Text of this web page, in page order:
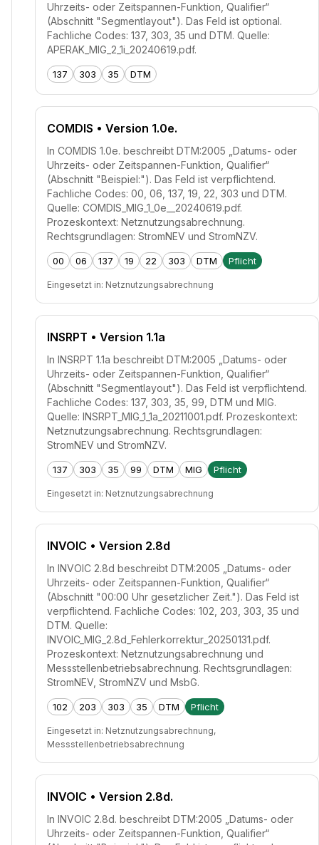
Uhrzeits- oder Zeitspannen-Funktion, Qualifier“
(Abschnitt "Segmentlayout"). Das Feld ist optional.
Fachliche Codes: 137, 303, 35 und DTM. Quelle:
APERAK_MIG_2_1i_20240619.pdf.
137 303 35 DTM
COMDIS • Version 1.0e.
In COMDIS 1.0e. beschreibt DTM:2005 „Datums- oder
Uhrzeits- oder Zeitspannen-Funktion, Qualifier“
(Abschnitt "Beispiel:"). Das Feld ist verpflichtend.
Fachliche Codes: 00, 06, 137, 19, 22, 303 und DTM.
Quelle: COMDIS_MIG_1_0e__20240619.pdf.
Prozeskontext: Netznutzungsabrechnung.
Rechtsgrundlagen: StromNEV und StromNZV.
00 06 137 19 22 303 DTM Pflicht
Eingesetzt in: Netznutzungsabrechnung
INSRPT • Version 1.1a
In INSRPT 1.1a beschreibt DTM:2005 „Datums- oder
Uhrzeits- oder Zeitspannen-Funktion, Qualifier“
(Abschnitt "Segmentlayout"). Das Feld ist verpflichtend.
Fachliche Codes: 137, 303, 35, 99, DTM und MIG.
Quelle: INSRPT_MIG_1_1a_20211001.pdf. Prozeskontext:
Netznutzungsabrechnung. Rechtsgrundlagen:
StromNEV und StromNZV.
137 303 35 99 DTM MIG Pflicht
Eingesetzt in: Netznutzungsabrechnung
INVOIC • Version 2.8d
In INVOIC 2.8d beschreibt DTM:2005 „Datums- oder
Uhrzeits- oder Zeitspannen-Funktion, Qualifier“
(Abschnitt "00:00 Uhr gesetzlicher Zeit."). Das Feld ist
verpflichtend. Fachliche Codes: 102, 203, 303, 35 und
DTM. Quelle:
INVOIC_MIG_2.8d_Fehlerkorrektur_20250131.pdf.
Prozeskontext: Netznutzungsabrechnung und
Messstellenbetriebsabrechnung. Rechtsgrundlagen:
StromNEV, StromNZV und MsbG.
102 203 303 35 DTM Pflicht
Eingesetzt in: Netznutzungsabrechnung,
Messstellenbetriebsabrechnung
INVOIC • Version 2.8d.
In INVOIC 2.8d. beschreibt DTM:2005 „Datums- oder
Uhrzeits- oder Zeitspannen-Funktion, Qualifier“